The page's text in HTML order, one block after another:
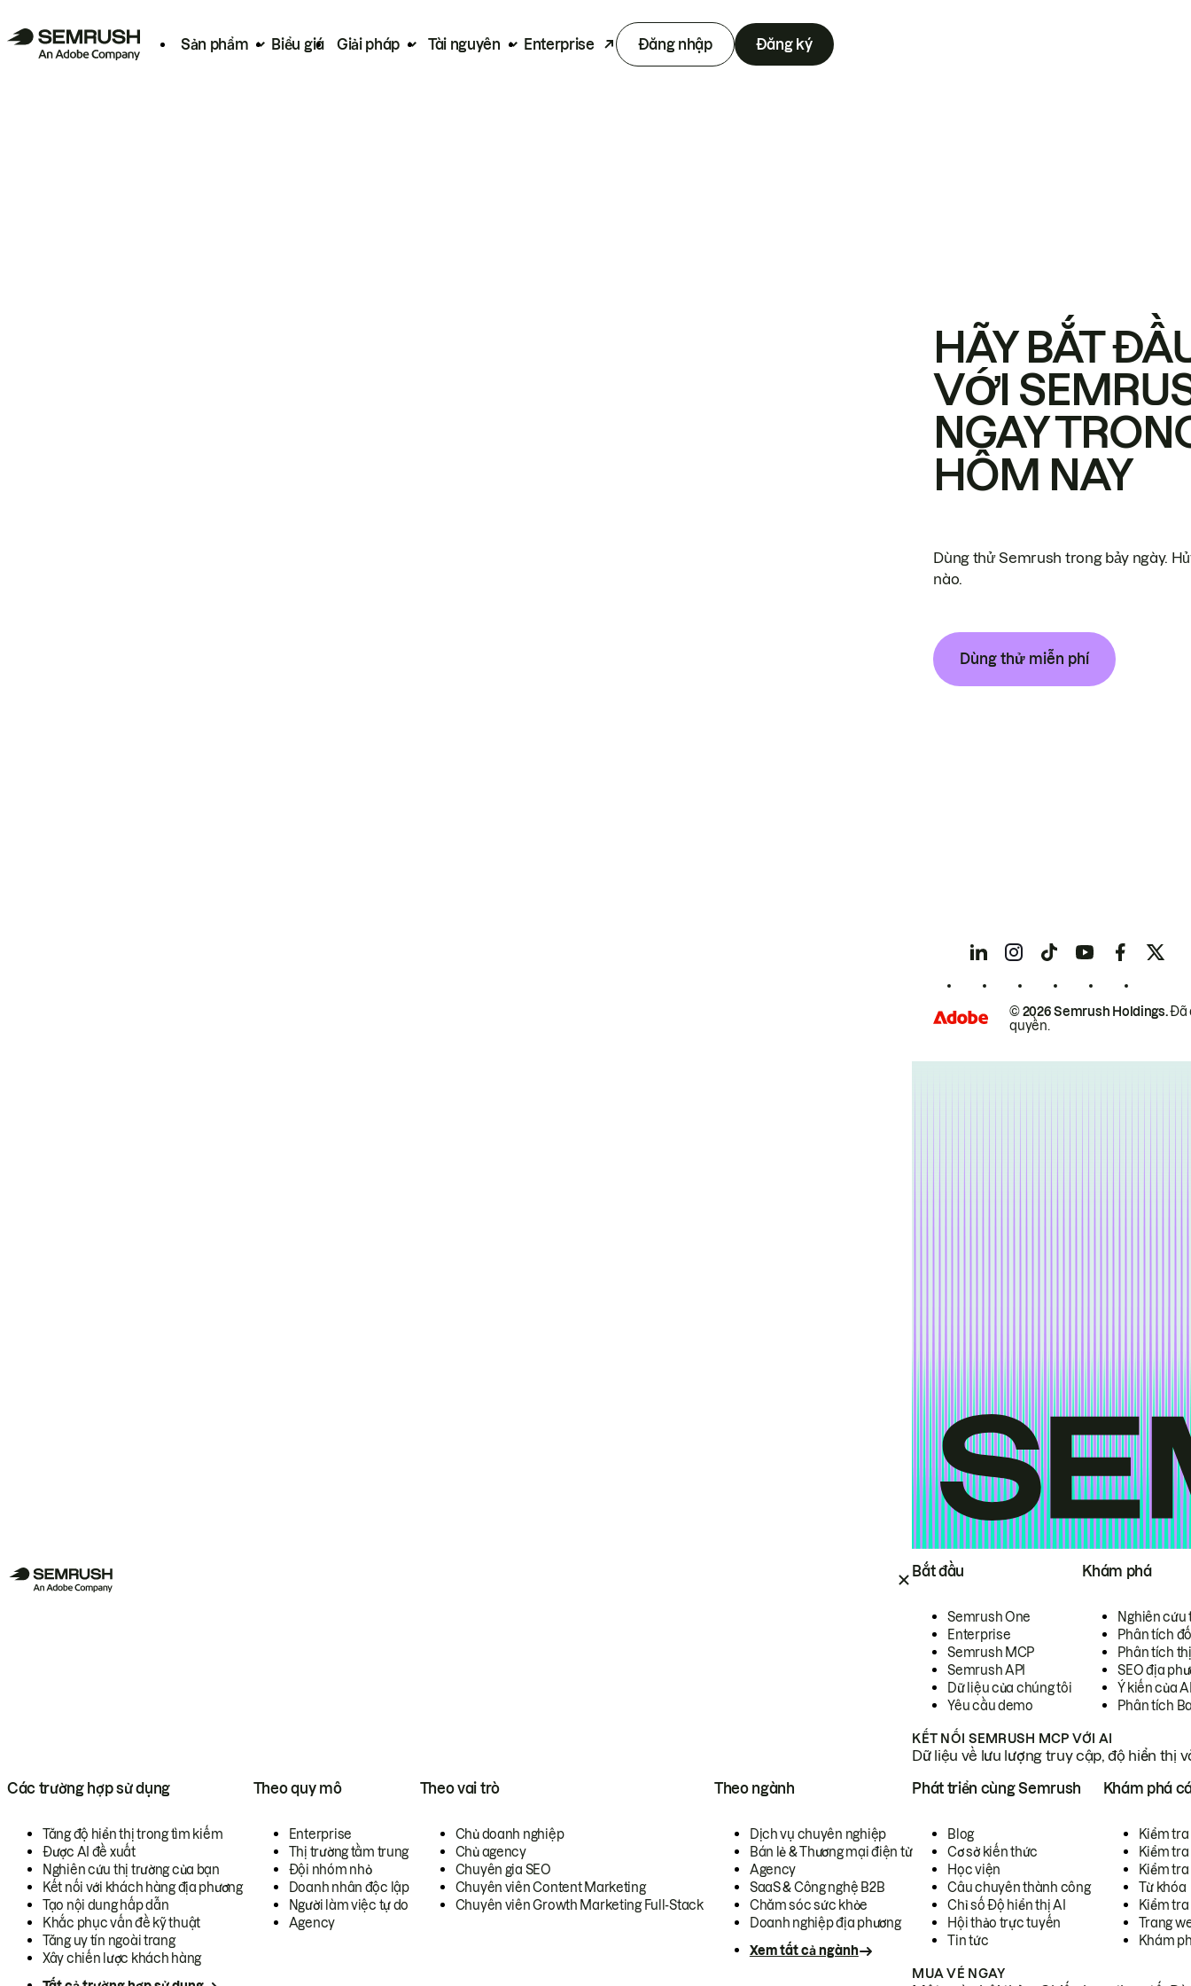
Sản phẩm Biểu giá Giải pháp Tài nguyên Enterprise Đăng nhập Đăng ký
Bắt đầu
Semrush One
Enterprise
Semrush MCP
Semrush API
Dữ liệu của chúng tôi
Yêu cầu demo
Khám phá
Nghiên cứu
Phân tích
Phân tích
SEO địa
Ý kiến của
Phân tích
KẾT NỐI SEMRUSH MCP VỚI AI
Dữ liệu về lưu lượng truy cập, độ hiển thị
Các trường hợp sử dụng
Tăng độ hiển thị trong tìm kiếm
Được AI đề xuất
Nghiên cứu thị trường của bạn
Kết nối với khách hàng địa phương
Tạo nội dung hấp dẫn
Khắc phục vấn đề kỹ thuật
Tăng uy tín ngoài trang
Xây chiến lược khách hàng
Theo quy mô
Enterprise
Thị trường tầm trung
Đội nhóm nhỏ
Doanh nhân độc lập
Người làm việc tự do
Agency
Theo vai trò
Chủ doanh nghiệp
Chủ agency
Chuyên gia SEO
Chuyên viên Content Marketing
Chuyên viên Growth Marketing Full-Stack
Theo ngành
Dịch vụ chuyên nghiệp
Bán lẻ & Thương mại điện tử
Agency
SaaS & Công nghệ B2B
Chăm sóc sức khỏe
Doanh nghiệp địa phương
Xem tất cả ngành
Phát triển cùng Semrush
Blog
Cơ sở kiến thức
Học viện
Câu chuyên thành công
Chỉ số Độ hiển thị AI
Hội thảo trực tuyến
Tin tức
Khám phá
Kiểm
Kiểm tra
Kiểm
Từ khóa
Kiểm
Trang
Khám
MUA VÉ NGAY
HÃY BẮT
VỚI
NGAY
HÔM NAY
Dùng thử Semrush trong bảy ngày.
nào.
Dùng thử miễn phí
© 2026 Semrush Holdings.Đã
quyền.